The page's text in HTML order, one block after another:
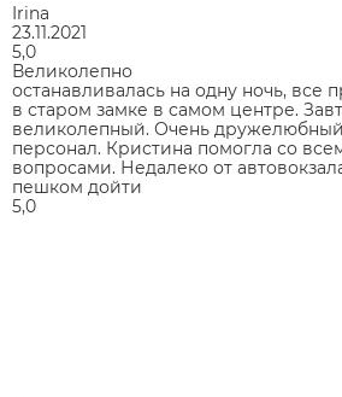
Irina
23.11.2021
5,0
Великолепно
останавливалась на одну ночь, все
в старом замке в самом центре.
великолепный. Очень
персонал. Кристина помогла со
вопросами. Недалеко от
пешком дойти
5,0